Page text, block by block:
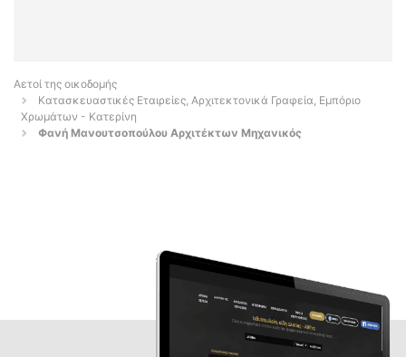
Αετοί της οικοδομής
Κατασκευαστικές Εταιρείες, Αρχιτεκτονικά Γραφεία, Εμπόριο
Χρωμάτων - Κατερίνη
Φανή Μανουτσοπούλου Αρχιτέκτων Μηχανικός